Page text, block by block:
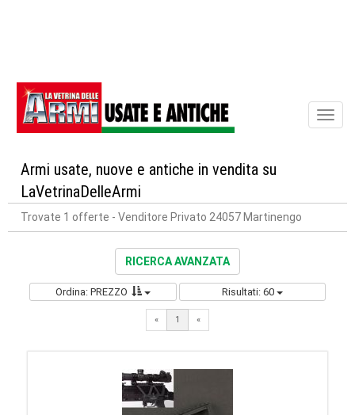
Armi usate, nuove e antiche in vendita su
LaVetrinaDelleArmi
Trovate 1 offerte - Venditore Privato 24057 Martinengo
RICERCA AVANZATA
Ordina: PREZZO Risultati: 60
« 1 «